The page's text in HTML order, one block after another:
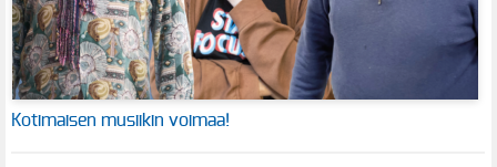
Kotimaisen musiikin voimaa!